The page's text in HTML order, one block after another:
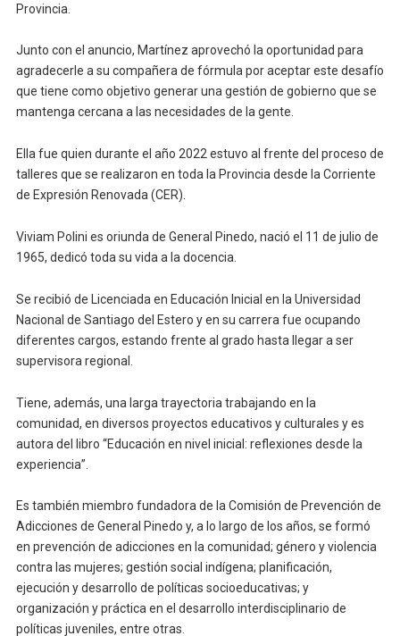
Provincia.
Junto con el anuncio, Martínez aprovechó la oportunidad para
agradecerle a su compañera de fórmula por aceptar este desafío
que tiene como objetivo generar una gestión de gobierno que se
mantenga cercana a las necesidades de la gente.
Ella fue quien durante el año 2022 estuvo al frente del proceso de
talleres que se realizaron en toda la Provincia desde la Corriente
de Expresión Renovada (CER).
Viviam Polini es oriunda de General Pinedo, nació el 11 de julio de
1965, dedicó toda su vida a la docencia.
Se recibió de Licenciada en Educación Inicial en la Universidad
Nacional de Santiago del Estero y en su carrera fue ocupando
diferentes cargos, estando frente al grado hasta llegar a ser
supervisora regional.
Tiene, además, una larga trayectoria trabajando en la
comunidad, en diversos proyectos educativos y culturales y es
autora del libro “Educación en nivel inicial: reflexiones desde la
experiencia”.
Es también miembro fundadora de la Comisión de Prevención de
Adicciones de General Pinedo y, a lo largo de los años, se formó
en prevención de adicciones en la comunidad; género y violencia
contra las mujeres; gestión social indígena; planificación,
ejecución y desarrollo de políticas socioeducativas; y
organización y práctica en el desarrollo interdisciplinario de
políticas juveniles, entre otras.